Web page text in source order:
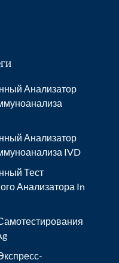
Анализатор
Анализатор
IVD
Тест
Анализатора In